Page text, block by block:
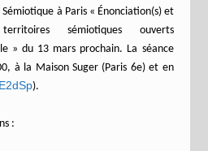
à Paris « Énonciation(s) et
sémiotiques ouverts
» du 13 mars prochain. La séance
à la Maison Suger (Paris 6e) et en
).
: